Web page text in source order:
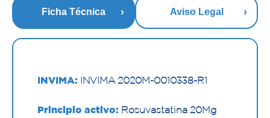
Ficha Técnica Aviso Legal
INVIMA: INVIMA 2020M-0010338-R1
Principio activo: Rosuvastatina 20Mg